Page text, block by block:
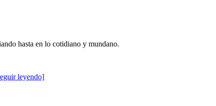
hasta en lo cotidiano y mundano.
leyendo]